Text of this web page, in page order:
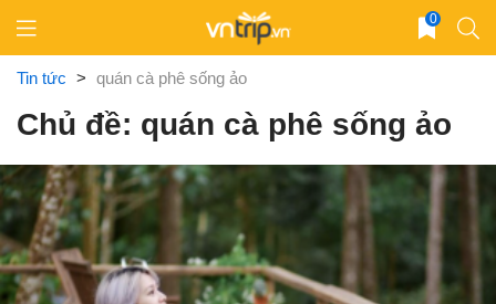
content
0
Tin tức > quán cà phê sống ảo
Chủ đề: quán cà phê sống ảo